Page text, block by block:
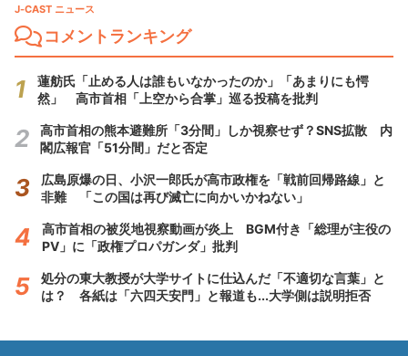
J-CAST ニュース
コメントランキング
蓮舫氏「止める人は誰もいなかったのか」「あまりにも愕
然」 高市首相「上空から合掌」巡る投稿を批判
高市首相の熊本避難所「3分間」しか視察せず？SNS拡散 内
閣広報官「51分間」だと否定
広島原爆の日、小沢一郎氏が高市政権を「戦前回帰路線」と
非難 「この国は再び滅亡に向かいかねない」
高市首相の被災地視察動画が炎上 BGM付き「総理が主役の
PV」に「政権プロパガンダ」批判
処分の東大教授が大学サイトに仕込んだ「不適切な言葉」と
は？ 各紙は「六四天安門」と報道も...大学側は説明拒否